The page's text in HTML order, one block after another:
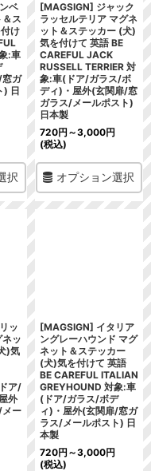
ベ
ス
け
:車
窓ガ
) 日
択
[MAGSIGN] ジャック
ラッセルテリア マグネ
ット＆ステッカー (犬)
気を付けて 英語 BE
CAREFUL JACK
RUSSELL TERRIER 対
象:車(ドア/ガラス/ボ
ディ)・屋外(玄関扉/窓
ガラス/メールポスト)
日本製
720円 ～3,000円
(税込)
オプション選択
ッ
ッ
)気
ア/
外
ー
[MAGSIGN] イタリア
ングレーハウンド マグ
ネット＆ステッカー
(犬)気を付けて 英語
BE CAREFUL ITALIAN
GREYHOUND 対象:車
(ドア/ガラス/ボデ
ィ)・屋外(玄関扉/窓ガ
ラス/メールポスト) 日
本製
720円 ～3,000円
(税込)